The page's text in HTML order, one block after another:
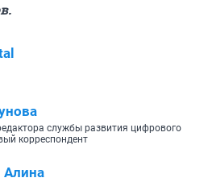
службы развития цифрового
корреспондент
Алина